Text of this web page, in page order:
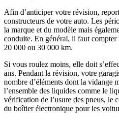
Afin d’anticiper votre révision,
constructeurs de votre auto. Les
la marque et du modèle mais
conduite. En général, il faut
20 000 ou 30 000 km.
Si vous roulez moins, elle doit
ans. Pendant la révision, votre
nombre d’éléments dont la vidange
l’ensemble des liquides comme le
vérification de l’usure des pneus, le
du boîtier électronique pour les